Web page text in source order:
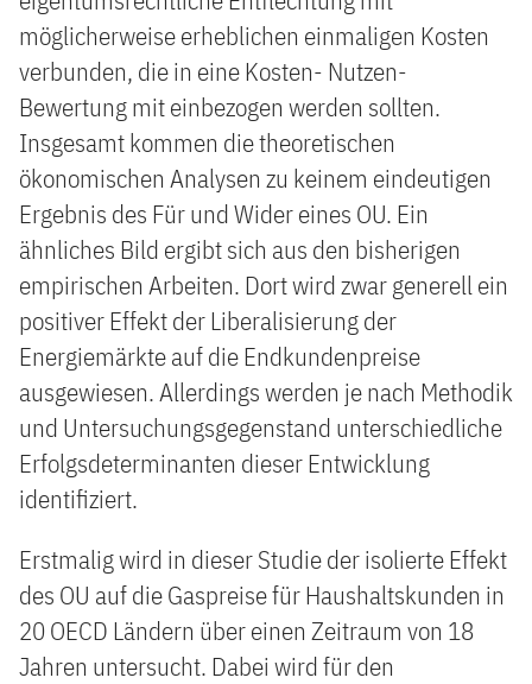
möglicherweise erheblichen einmaligen Kosten
verbunden, die in eine Kosten- Nutzen-
Bewertung mit einbezogen werden sollten.
Insgesamt kommen die theoretischen
ökonomischen Analysen zu keinem eindeutigen
Ergebnis des Für und Wider eines OU. Ein
ähnliches Bild ergibt sich aus den bisherigen
empirischen Arbeiten. Dort wird zwar generell ein
positiver Effekt der Liberalisierung der
Energiemärkte auf die Endkundenpreise
ausgewiesen. Allerdings werden je nach Methodik
und Untersuchungsgegenstand unterschiedliche
Erfolgsdeterminanten dieser Entwicklung
identifiziert.
Erstmalig wird in dieser Studie der isolierte Effekt
des OU auf die Gaspreise für Haushaltskunden in
20 OECD Ländern über einen Zeitraum von 18
Jahren untersucht. Dabei wird für den